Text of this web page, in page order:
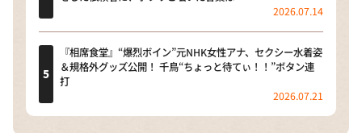
2026.07.14
『相席食堂』“爆烈ボイン”元NHK女性アナ、セクシー水着姿
＆規格外グッズ公開！ 千鳥“ちょっと待てぃ！！”ボタン連
打
2026.07.21